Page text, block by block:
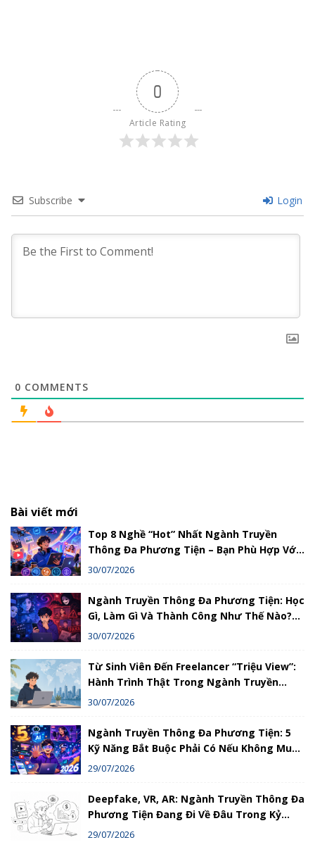
0
Article Rating
Subscribe Login
0 COMMENTS
Bài viết mới
Top 8 Nghề “Hot” Nhất Ngành Truyền
Thông Đa Phương Tiện – Bạn Phù Hợp Với
Nghề Nào?
30/07/2026
Ngành Truyền Thông Đa Phương Tiện: Học
Gì, Làm Gì Và Thành Công Như Thế Nào?
Hướng Dẫn Chi Tiết
30/07/2026
Từ Sinh Viên Đến Freelancer “Triệu View”:
Hành Trình Thật Trong Ngành Truyền
Thông Đa Phương Tiện
30/07/2026
Ngành Truyền Thông Đa Phương Tiện: 5
Kỹ Năng Bắt Buộc Phải Có Nếu Không Muốn
Bị Loại Bỏ
29/07/2026
Deepfake, VR, AR: Ngành Truyền Thông Đa
Phương Tiện Đang Đi Về Đâu Trong Kỷ
Nguyên Số?
29/07/2026